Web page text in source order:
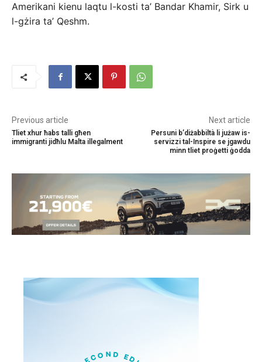
Amerikani kienu laqtu l-kosti ta’ Bandar Khamir, Sirk u
l-gżira ta’ Qeshm.
Previous article
Tliet xhur ħabs talli għen
immigranti jidħlu Malta illegalment
Next article
Persuni b’diżabbiltà li jużaw is-
servizzi tal-Inspire se jgawdu
minn tliet proġetti ġodda